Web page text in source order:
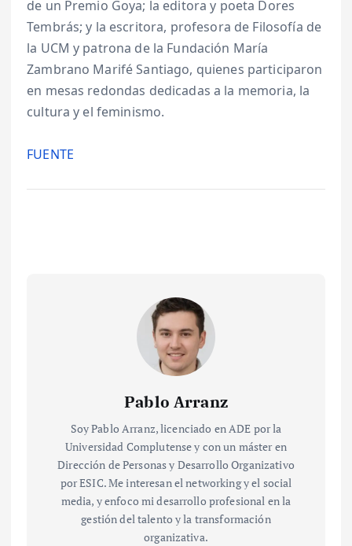
de un Premio Goya; la editora y poeta Dores
Tembrás; y la escritora, profesora de Filosofía de
la UCM y patrona de la Fundación María
Zambrano Marifé Santiago, quienes participaron
en mesas redondas dedicadas a la memoria, la
cultura y el feminismo.
FUENTE
Pablo Arranz
Soy Pablo Arranz, licenciado en ADE por la
Universidad Complutense y con un máster en
Dirección de Personas y Desarrollo Organizativo
por ESIC. Me interesan el networking y el social
media, y enfoco mi desarrollo profesional en la
gestión del talento y la transformación
organizativa.